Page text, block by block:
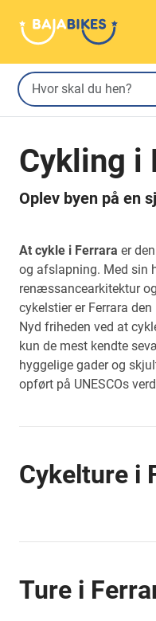
Cykling i
Oplev byen på en
At cykle i Ferrara er
og afslapning. Med sin
renæssancearkitektur
cykelstier er Ferrara
Nyd friheden ved at
kun de mest kendte
hyggelige gader og
opført på UNESCOs
Cykelture i
Ture i